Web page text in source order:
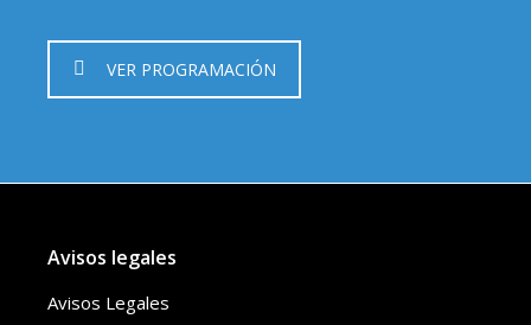
VER PROGRAMACIÓN
Avisos legales
Avisos Legales